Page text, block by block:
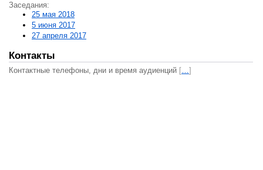
Заседания:
25 мая 2018
5 июня 2017
27 апреля 2017
Контакты
Контактные телефоны, дни и время аудиенций […]